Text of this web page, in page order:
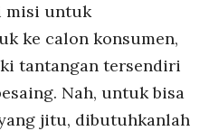
misi untuk
ke calon konsumen,
tantangan tersendiri
Nah, untuk bisa
jitu, dibutuhkanlah